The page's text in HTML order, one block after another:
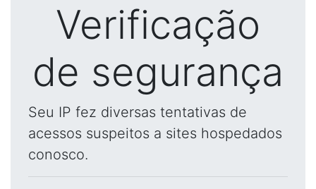
Verificação
de segurança
Seu IP fez diversas tentativas de
acessos suspeitos a sites hospedados
conosco.